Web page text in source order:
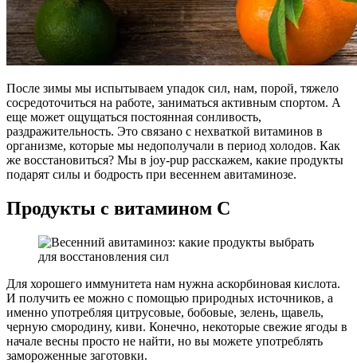
После зимы мы испытываем упадок сил, нам, порой, тяжело
сосредоточиться на работе, заниматься активным спортом. А
еще может ощущаться постоянная сонливость,
раздражительность. Это связано с нехваткой витаминов в
организме, которые мы недополучали в период холодов. Как
же восстановиться? Мы в joy-pup расскажем, какие продукты
подарят силы и бодрость при весеннем авитаминозе.
Продукты с витамином С
Для хорошего иммунитета нам нужна аскорбиновая кислота.
И получить ее можно с помощью природных источников, а
именно употребляя цитрусовые, бобовые, зелень, щавель,
черную смородину, киви. Конечно, некоторые свежие ягоды в
начале весны просто не найти, но вы можете употреблять
замороженные заготовки.